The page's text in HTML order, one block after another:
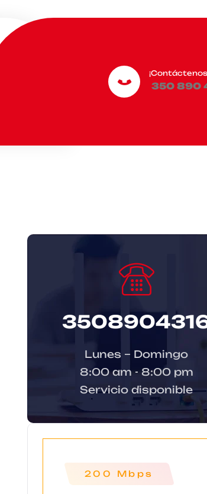
350 890
Lunes – Domingo
8:00 am - 8:00 pm
Servicio disponible
200 Mbps